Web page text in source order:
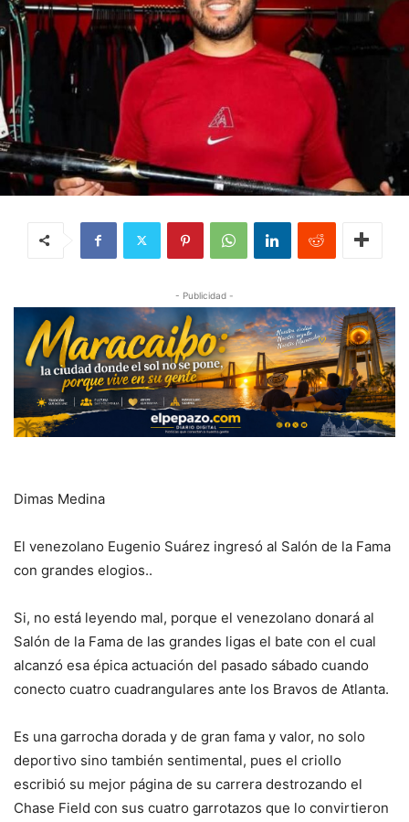
- Publicidad -
Dimas Medina
El venezolano Eugenio Suárez ingresó al Salón de la Fama
con grandes elogios..
Si, no está leyendo mal, porque el venezolano donará al
Salón de la Fama de las grandes ligas el bate con el cual
alcanzó esa épica actuación del pasado sábado cuando
conecto cuatro cuadrangulares ante los Bravos de Atlanta.
Es una garrocha dorada y de gran fama y valor, no solo
deportivo sino también sentimental, pues el criollo
escribió su mejor página de su carrera destrozando el
Chase Field con sus cuatro garrotazos que lo convirtieron